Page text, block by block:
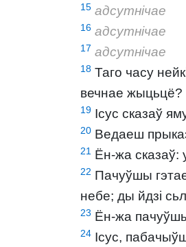
15 адсутнічае
16 адсутнічае
17 адсутнічае
18 Таго часу
вечнае жыцьцё?
19 Ісус сказаў
20 Ведаеш
21 Ён-жа сказаў:
22 Пачуўшы
небе; ды йдзі
23 Ён-жа
24 Ісус,